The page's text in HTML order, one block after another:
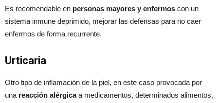
Es recomendable en personas mayores y enfermos con un
sistema inmune deprimido, mejorar las defensas para no caer
enfermos de forma recurrente.
Urticaria
Otro tipo de inflamación de la piel, en este caso provocada por
una reacción alérgicaa medicamentos, determinados alimentos,